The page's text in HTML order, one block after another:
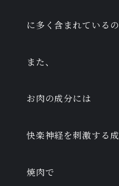
に多く含まれているの
また、
お肉の成分には
快楽神経を刺激する
焼肉で